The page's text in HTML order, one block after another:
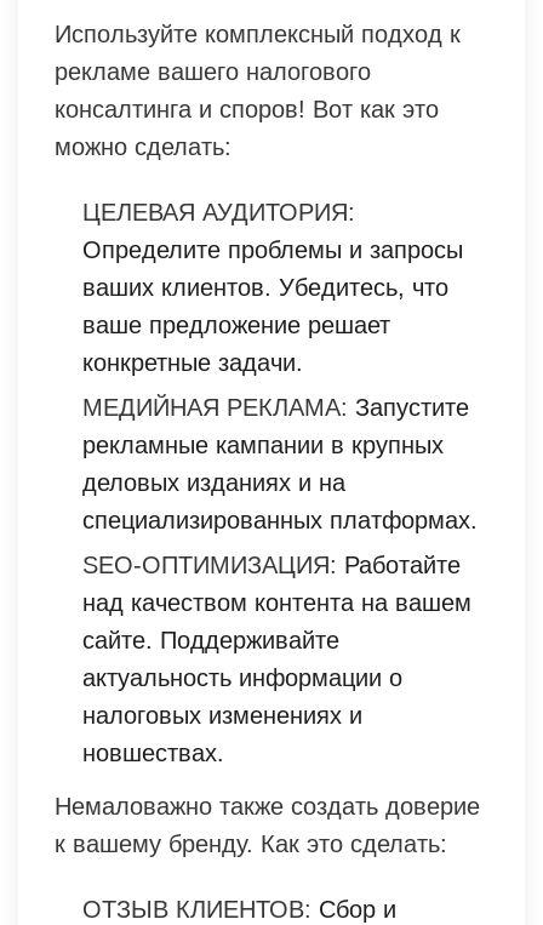
Используйте комплексный подход к
рекламе вашего налогового
консалтинга и споров! Вот как это
можно сделать:
ЦЕЛЕВАЯ АУДИТОРИЯ:
Определите проблемы и запросы
ваших клиентов. Убедитесь, что
ваше предложение решает
конкретные задачи.
МЕДИЙНАЯ РЕКЛАМА: Запустите
рекламные кампании в крупных
деловых изданиях и на
специализированных платформах.
SEO-ОПТИМИЗАЦИЯ: Работайте
над качеством контента на вашем
сайте. Поддерживайте
актуальность информации о
налоговых изменениях и
новшествах.
Немаловажно также создать доверие
к вашему бренду. Как это сделать:
ОТЗЫВ КЛИЕНТОВ: Сбор и